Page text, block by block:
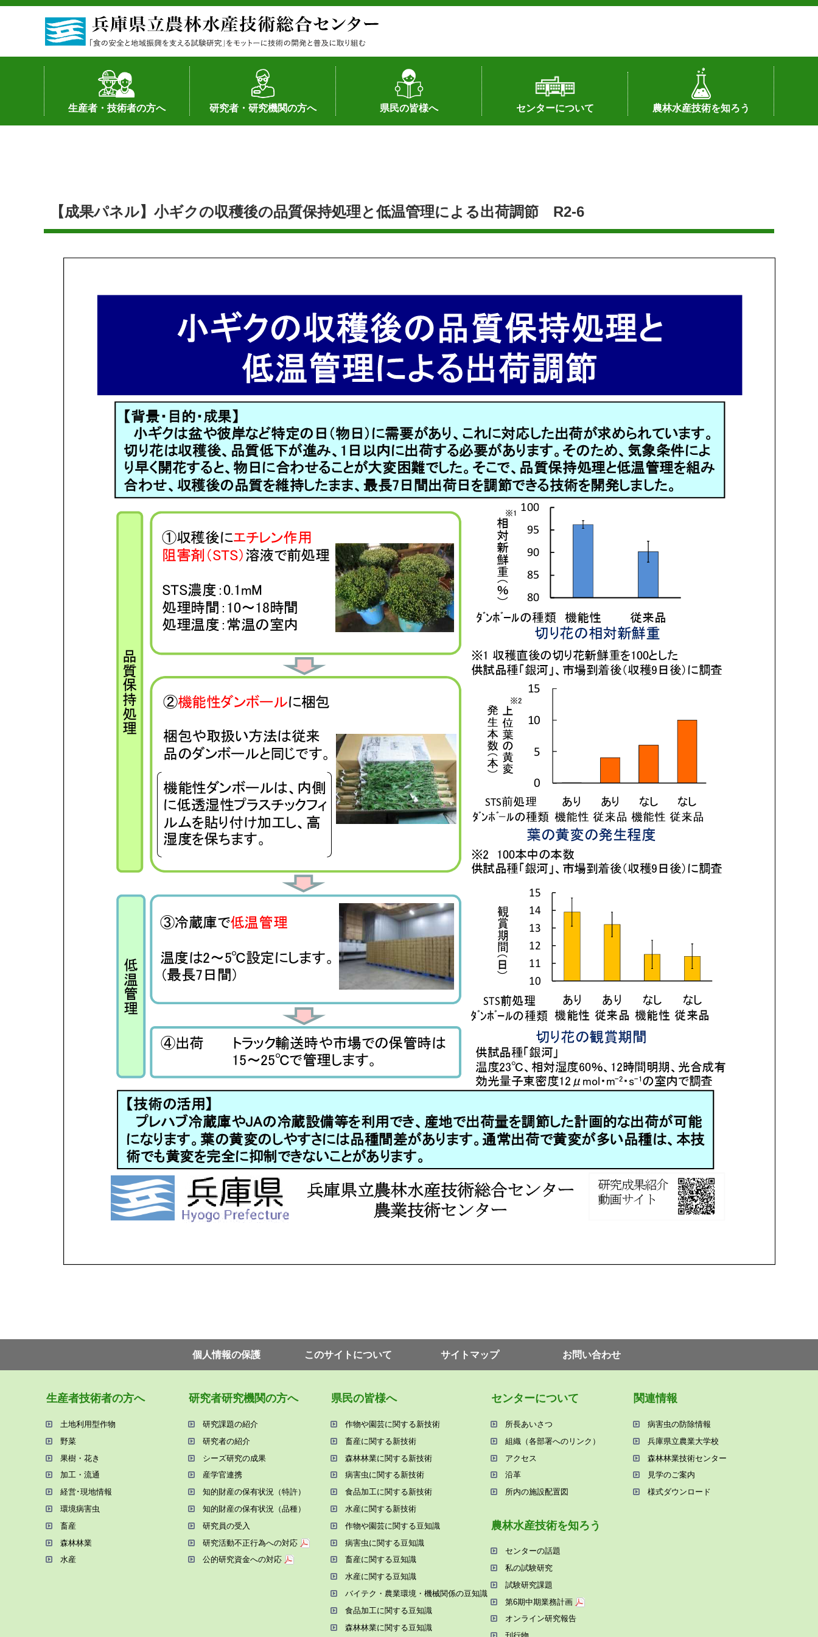
生産者・技術者の方へ
土地利用型作物
野菜
果樹・花き
加工・流通
経営･現地情報
環境病害虫
畜産
森林林業
水産
基幹種雄牛の紹介
研究者・研究機関の方へ
研究者の紹介
シーズ研究の成果
産学官連携
知的財産の保有状況（特許）
知的財産の保有状況（品種）
研究員の受入
研究活動不正行為への対応
公的研究資金への対応
県民の皆様へ
作物や園芸に関する新技術
畜産に関する新技術
森林林業に関する新技術
病害虫に関する新技術
食品加工に関する新技術
水産に関する新技術
作物や園芸に関する豆知識
病害虫に関する豆知識
畜産に関する豆知識
水産に関する豆知識
バイテク・農業環境・機械関係
食品加工に関する豆知識
森林林業に関する豆知識
センターについて
所長あいさつ
組織（各部署へのリンク）
アクセス
沿革
所内の施設配置図
農林水産技術を知ろう
センターの話題
私の試験研究
試験研究課題
第6期中期業務計画
オンライン研究報告
刊行物
知的財産に関する相談窓口
【成果パネル】小ギクの収穫後の品質保持処理と低温管理による出荷調節 R2-6
個⼈情報の保護 このサイトについて サイトマップ お問い合わせ
⽣産者技術者の⽅へ
⼟地利⽤型作物
野菜
果樹・花き
加⼯・流通
経営･現地情報
環境病害⾍
畜産
森林林業
⽔産
研究者研究機関の⽅へ
研究課題の紹介
研究者の紹介
シーズ研究の成果
産学官連携
知的財産の保有状況（特許）
知的財産の保有状況（品種）
研究員の受⼊
研究活動不正⾏為への対応
公的研究資金への対応
県⺠の皆様へ
作物や園芸に関する新技術
畜産に関する新技術
森林林業に関する新技術
病害⾍に関する新技術
⾷品加⼯に関する新技術
⽔産に関する新技術
作物や園芸に関する⾖知識
病害⾍に関する⾖知識
畜産に関する⾖知識
⽔産に関する⾖知識
バイテク・農業環境・機械関係の⾖知識
⾷品加⼯に関する⾖知識
森林林業に関する⾖知識
センターについて
所⻑あいさつ
組織（各部署へのリンク）
アクセス
沿⾰
所内の施設配置図
農林⽔産技術を知ろう
センターの話題
私の試験研究
試験研究課題
第6期中期業務計画
オンライン研究報告
関連情報
病害⾍の防除情報
兵庫県⽴農業⼤学校
森林林業技術センター
⾒学のご案内
様式ダウンロード